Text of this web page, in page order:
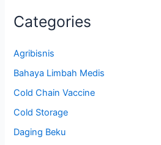
Categories
Agribisnis
Bahaya Limbah Medis
Cold Chain Vaccine
Cold Storage
Daging Beku